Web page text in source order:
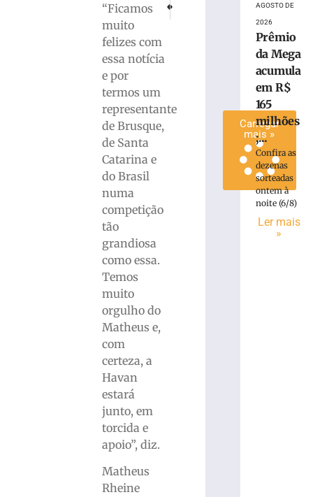
“Ficamos
muito
felizes com
essa notícia
e por
termos um
representante
de Brusque,
de Santa
Catarina e
do Brasil
numa
competição
tão
grandiosa
como essa.
Temos
muito
orgulho do
Matheus e,
com
certeza, a
Havan
estará
junto, em
torcida e
apoio”, diz.
Matheus
Rheine
Carregar
mais »
AGOSTO DE
2026
Prêmio
da Mega
acumula
em R$
165
milhões
;...
Confira as
dezenas
sorteadas
ontem à
noite (6/8)
Ler mais
»